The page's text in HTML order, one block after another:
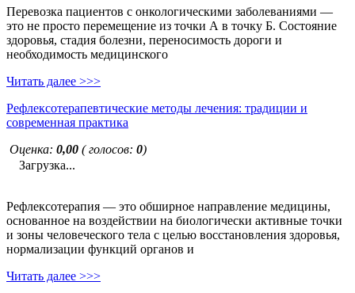
Перевозка пациентов с онкологическими заболеваниями —
это не просто перемещение из точки А в точку Б. Состояние
здоровья, стадия болезни, переносимость дороги и
необходимость медицинского
Читать далее >>>
Рефлексотерапевтические методы лечения: традиции и
современная практика
Оценка: 0,00 ( голосов: 0)
Загрузка...
Рефлексотерапия — это обширное направление медицины,
основанное на воздействии на биологически активные точки
и зоны человеческого тела с целью восстановления здоровья,
нормализации функций органов и
Читать далее >>>